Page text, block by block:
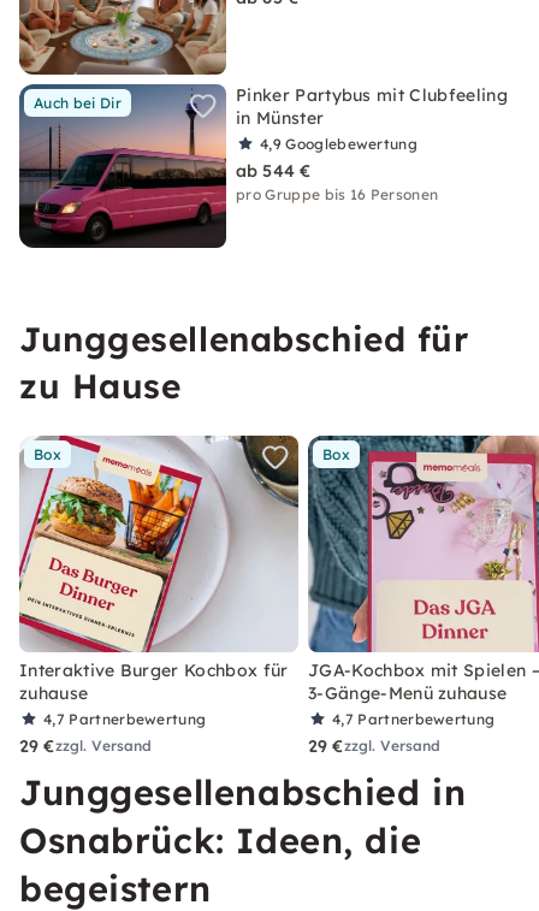
Auch bei Dir
Pinker Partybus mit Clubfeeling
in Münster
4,9Googlebewertung
ab 544 €
pro Gruppe bis 16 Personen
Junggesellenabschied für
zu Hause
Box
Interaktive Burger Kochbox für
zuhause
4,7 Partnerbewertung
29 €zzgl. Versand
Box
JGA-Kochbox mit Spielen
3-Gänge-Menü zuhause
4,7 Partnerbewertung
29 €zzgl. Versand
Junggesellenabschied in
Osnabrück: Ideen, die
begeistern